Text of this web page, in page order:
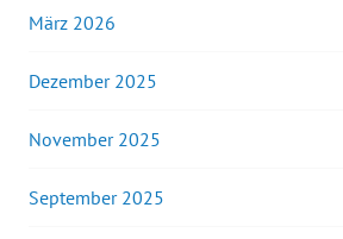
März 2026
Dezember 2025
November 2025
September 2025